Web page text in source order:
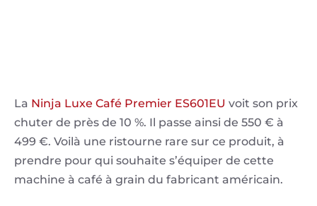
La Ninja Luxe Café Premier ES601EU voit son prix
chuter de près de 10 %. Il passe ainsi de 550 € à
499 €. Voilà une ristourne rare sur ce produit, à
prendre pour qui souhaite s’équiper de cette
machine à café à grain du fabricant américain.